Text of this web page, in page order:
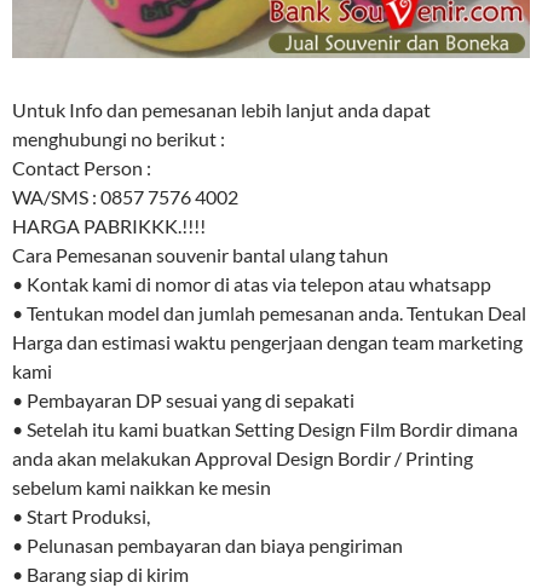
Untuk Info dan pemesanan lebih lanjut anda dapat
menghubungi no berikut :
Contact Person :
WA/SMS : 0857 7576 4002
HARGA PABRIKKK.!!!!
Cara Pemesanan souvenir bantal ulang tahun
• Kontak kami di nomor di atas via telepon atau whatsapp
• Tentukan model dan jumlah pemesanan anda. Tentukan Deal
Harga dan estimasi waktu pengerjaan dengan team marketing
kami
• Pembayaran DP sesuai yang di sepakati
• Setelah itu kami buatkan Setting Design Film Bordir dimana
anda akan melakukan Approval Design Bordir / Printing
sebelum kami naikkan ke mesin
• Start Produksi,
• Pelunasan pembayaran dan biaya pengiriman
• Barang siap di kirim